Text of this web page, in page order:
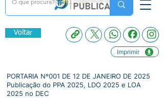
Voltar
Imprimir
PORTARIA Nº001 DE 12 DE JANEIRO DE 2025
Publicação do PPA 2025, LDO 2025 e LOA
2025 no DEC